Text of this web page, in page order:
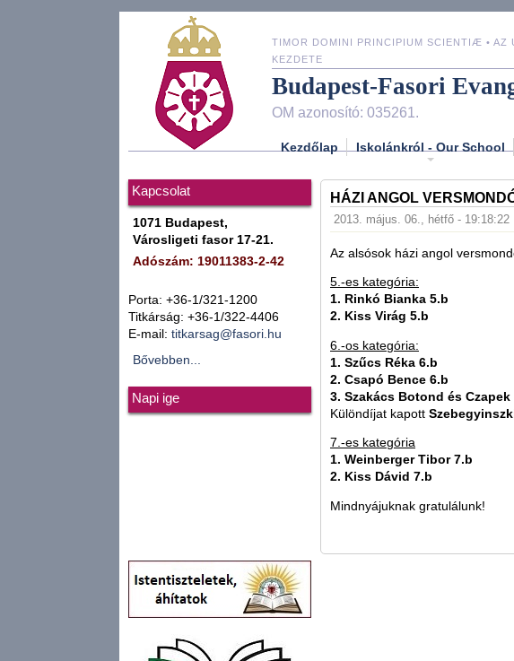
TIMOR DOMINI PRINCIPIUM SCIENTIÆ • AZ
KEZDETE
Budapest-Fasori
OM azonosító: 035261.
Kezdőlap Iskolánkról - Our School
Kapcsolat
1071 Budapest,
Városligeti fasor 17-21.
Adószám: 19011383-2-42
Porta: +36-1/321-1200
Titkárság: +36-1/322-4406
E-mail: titkarsag@fasori.hu
Bővebben...
Napi ige
HÁZI ANGOL
2013. május. 06., hétfő - 19:18:22
Az alsósok házi angol
5.-es kategória:
1. Rinkó Bianka 5.b
2. Kiss Virág 5.b
6.-os kategória:
1. Szűcs Réka 6.b
2. Csapó Bence 6.b
3. Szakács Botond és Czapek
Különdíjat kapott
7.-es kategória
1. Weinberger Tibor 7.b
2. Kiss Dávid 7.b
Mindnyájuknak gratulálunk!